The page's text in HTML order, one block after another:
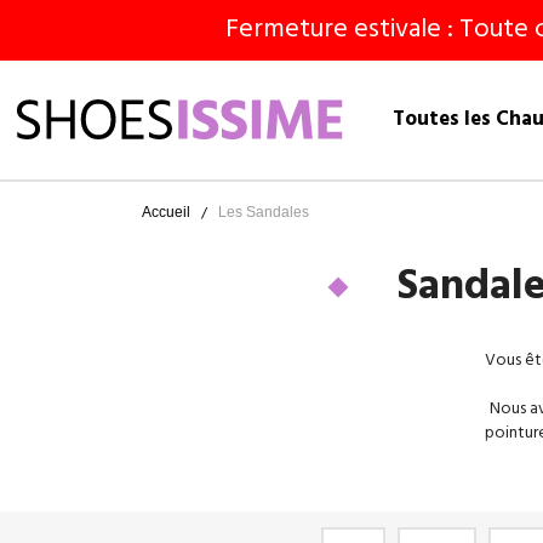
Fermeture estivale : Toute
Toutes les
Accueil Les Sandales
Vous
Nous